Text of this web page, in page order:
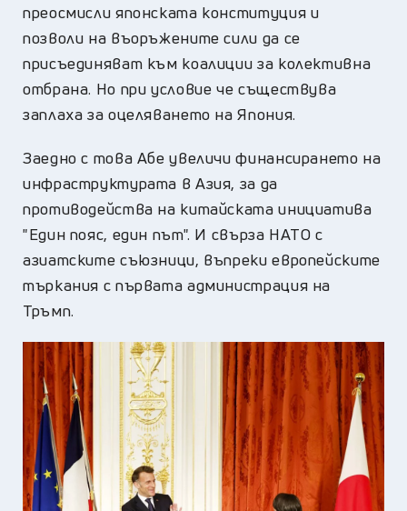
преосмисли японската конституция и
позволи на въоръжените сили да се
присъединяват към коалиции за колективна
отбрана. Но при условие че съществува
заплаха за оцеляването на Япония.
Заедно с това Абе увеличи финансирането на
инфраструктурата в Азия, за да
противодейства на китайската инициатива
"Един пояс, един път". И свърза НАТО с
азиатските съюзници, въпреки европейските
търкания с първата администрация на
Тръмп.